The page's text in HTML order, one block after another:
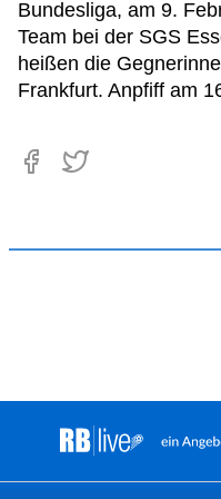
Bundesliga, am 9.
Team bei der SGS
heißen die
Frankfurt. Anpfiff am